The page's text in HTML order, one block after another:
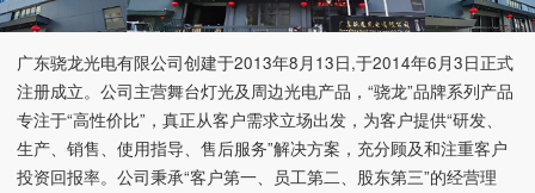
广东骁龙光电有限公司创建于2013年8月13日,于2014年6月3日正式
注册成立。公司主营舞台灯光及周边光电产品，“骁龙”品牌系列产品
专注于“高性价比”，真正从客户需求立场出发，为客户提供“研发、
生产、销售、使用指导、售后服务”解决方案，充分顾及和注重客户
投资回报率。公司秉承“客户第一、员工第二、股东第三”的经营理